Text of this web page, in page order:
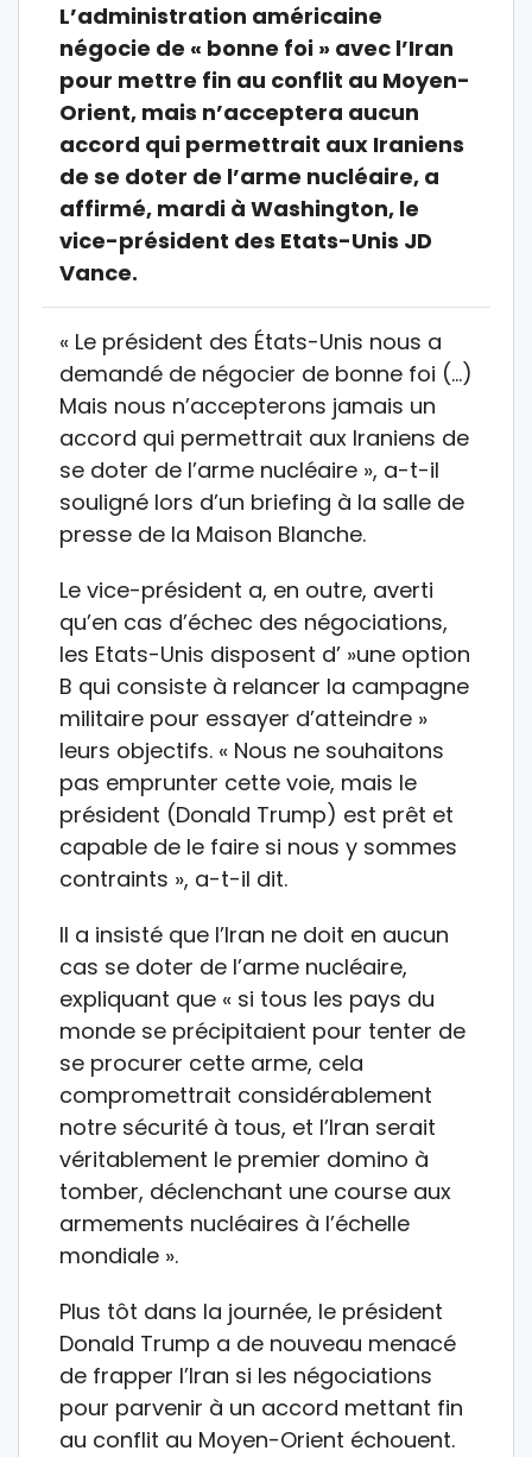
L’administration américaine
négocie de « bonne foi » avec l’Iran
pour mettre fin au conflit au Moyen-
Orient, mais n’acceptera aucun
accord qui permettrait aux Iraniens
de se doter de l’arme nucléaire, a
affirmé, mardi à Washington, le
vice-président des Etats-Unis JD
Vance.
« Le président des États-Unis nous a
demandé de négocier de bonne foi (…)
Mais nous n’accepterons jamais un
accord qui permettrait aux Iraniens de
se doter de l’arme nucléaire », a-t-il
souligné lors d’un briefing à la salle de
presse de la Maison Blanche.
Le vice-président a, en outre, averti
qu’en cas d’échec des négociations,
les Etats-Unis disposent d’ »une option
B qui consiste à relancer la campagne
militaire pour essayer d’atteindre »
leurs objectifs. « Nous ne souhaitons
pas emprunter cette voie, mais le
président (Donald Trump) est prêt et
capable de le faire si nous y sommes
contraints », a-t-il dit.
Il a insisté que l’Iran ne doit en aucun
cas se doter de l’arme nucléaire,
expliquant que « si tous les pays du
monde se précipitaient pour tenter de
se procurer cette arme, cela
compromettrait considérablement
notre sécurité à tous, et l’Iran serait
véritablement le premier domino à
tomber, déclenchant une course aux
armements nucléaires à l’échelle
mondiale ».
Plus tôt dans la journée, le président
Donald Trump a de nouveau menacé
de frapper l’Iran si les négociations
pour parvenir à un accord mettant fin
au conflit au Moyen-Orient échouent.